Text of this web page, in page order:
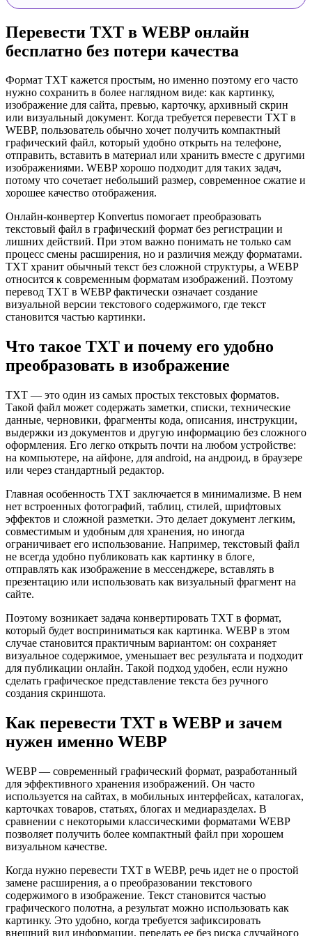
Перевести TXT в WEBP онлайн
бесплатно без потери качества
Формат TXT кажется простым, но именно поэтому его часто
нужно сохранить в более наглядном виде: как картинку,
изображение для сайта, превью, карточку, архивный скрин
или визуальный документ. Когда требуется перевести TXT в
WEBP, пользователь обычно хочет получить компактный
графический файл, который удобно открыть на телефоне,
отправить, вставить в материал или хранить вместе с другими
изображениями. WEBP хорошо подходит для таких задач,
потому что сочетает небольший размер, современное сжатие и
хорошее качество отображения.
Онлайн-конвертер Konvertus помогает преобразовать
текстовый файл в графический формат без регистрации и
лишних действий. При этом важно понимать не только сам
процесс смены расширения, но и различия между форматами.
TXT хранит обычный текст без сложной структуры, а WEBP
относится к современным форматам изображений. Поэтому
перевод TXT в WEBP фактически означает создание
визуальной версии текстового содержимого, где текст
становится частью картинки.
Что такое TXT и почему его удобно
преобразовать в изображение
TXT — это один из самых простых текстовых форматов.
Такой файл может содержать заметки, списки, технические
данные, черновики, фрагменты кода, описания, инструкции,
выдержки из документов и другую информацию без сложного
оформления. Его легко открыть почти на любом устройстве:
на компьютере, на айфоне, для android, на андроид, в браузере
или через стандартный редактор.
Главная особенность TXT заключается в минимализме. В нем
нет встроенных фотографий, таблиц, стилей, шрифтовых
эффектов и сложной разметки. Это делает документ легким,
совместимым и удобным для хранения, но иногда
ограничивает его использование. Например, текстовый файл
не всегда удобно публиковать как картинку в блоге,
отправлять как изображение в мессенджере, вставлять в
презентацию или использовать как визуальный фрагмент на
сайте.
Поэтому возникает задача конвертировать TXT в формат,
который будет восприниматься как картинка. WEBP в этом
случае становится практичным вариантом: он сохраняет
визуальное содержимое, уменьшает вес результата и подходит
для публикации онлайн. Такой подход удобен, если нужно
сделать графическое представление текста без ручного
создания скриншота.
Как перевести TXT в WEBP и зачем
нужен именно WEBP
WEBP — современный графический формат, разработанный
для эффективного хранения изображений. Он часто
используется на сайтах, в мобильных интерфейсах, каталогах,
карточках товаров, статьях, блогах и медиаразделах. В
сравнении с некоторыми классическими форматами WEBP
позволяет получить более компактный файл при хорошем
визуальном качестве.
Когда нужно перевести TXT в WEBP, речь идет не о простой
замене расширения, а о преобразовании текстового
содержимого в изображение. Текст становится частью
графического полотна, а результат можно использовать как
картинку. Это удобно, когда требуется зафиксировать
внешний вид информации, передать ее без риска случайного